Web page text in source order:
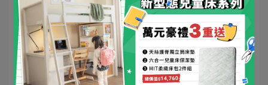
五合一嬰兒床
四合一嬰兒床
三合一嬰兒床